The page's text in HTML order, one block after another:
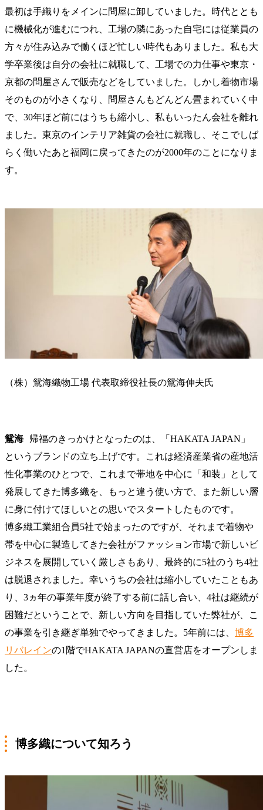
最初は手織りをメインに問屋に卸していました。時代ととも
に機械化が進むにつれ、工場の隣にあった自宅には従業員の
方々が住み込みで働くほど忙しい時代もありました。私も大
学卒業後は自分の会社に就職して、工場での力仕事や東京・
京都の問屋さんで販売などをしていました。しかし着物市場
そのものが小さくなり、問屋さんもどんどん畳まれていく中
で、30年ほど前にはうちも縮小し、私もいったん会社を離れ
ました。東京のインテリア雑貨の会社に就職し、そこでしば
らく働いたあと福岡に戻ってきたのが2000年のことになりま
す。
（株）鴛海織物工場 代表取締役社長の鴛海伸夫氏
鴛海
帰福のきっかけとなったのは、「HAKATA JAPAN」
というブランドの立ち上げです。これは経済産業省の産地活
性化事業のひとつで、これまで帯地を中心に「和装」として
発展してきた博多織を、もっと違う使い方で、また新しい層
に身に付けてほしいとの思いでスタートしたものです。
博多織工業組合員5社で始まったのですが、それまで着物や
帯を中心に製造してきた会社がファッション市場で新しいビ
ジネスを展開していく厳しさもあり、最終的に5社のうち4社
は脱退されました。幸いうちの会社は縮小していたこともあ
り、3ヵ年の事業年度が終了する前に話し合い、4社は継続が
困難だということで、新しい方向を目指していた弊社が、こ
の事業を引き継ぎ単独でやってきました。5年前には、 博多
リバレインの1階でHAKATA JAPANの直営店をオープンしま
した。
博多織について知ろう